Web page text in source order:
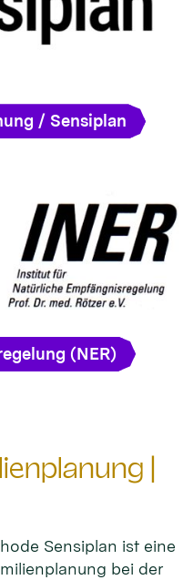
/ Sensiplan
(NER)
|
Sensiplan ist eine
bei der